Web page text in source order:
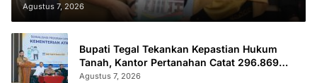
Agustus 7, 2026
Bupati Tegal Tekankan Kepastian Hukum
Tanah, Kantor Pertanahan Catat 296.869
Sertifikat Terbit
Agustus 7, 2026